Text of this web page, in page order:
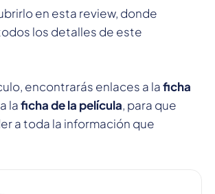
en esta review, donde
los detalles de este
encontrarás enlaces a laficha
laficha de la película, para que
a toda la información que